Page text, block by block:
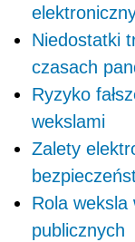
Niedostatki
czasach
Ryzyko
wekslami
Zalety
Rola weksla
publicznych